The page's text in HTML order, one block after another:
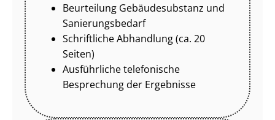
Beurteilung Gebäudesubstanz und
Sa­nie­rungs­be­darf
Schriftliche Abhandlung (ca. 20
Seiten)
Ausführliche telefonische
Besprechung der Ergebnisse